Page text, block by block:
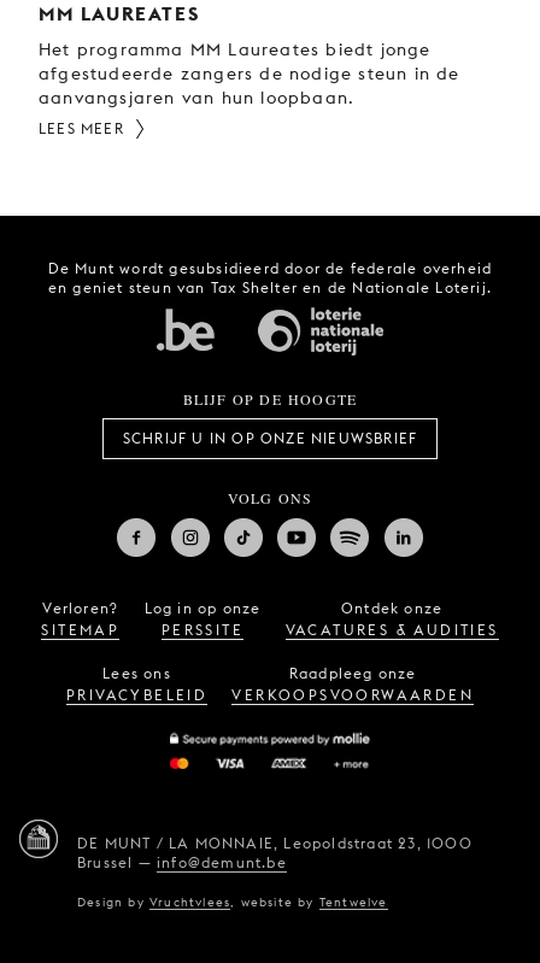
MM LAUREATES
Het programma MM Laureates biedt jonge
afgestudeerde zangers de nodige steun in de
aanvangsjaren van hun loopbaan.
LEES MEER
De Munt wordt gesubsidieerd door de federale overheid
en geniet steun van Tax Shelter en de Nationale Loterij.
BLIJF OP DE HOOGTE
SCHRIJF U IN OP ONZE NIEUWSBRIEF
VOLG ONS
Verloren?
SITEMAP
Log in op onze
PERSSITE
Ontdek onze
VACATURES & AUDITIES
Lees ons
PRIVACYBELEID
Raadpleeg onze
VERKOOPSVOORWAARDEN
DE MUNT / LA MONNAIE, Leopoldstraat 23, 1000
Brussel —info@demunt.be
Design byVruchtvlees website by Tentwelve